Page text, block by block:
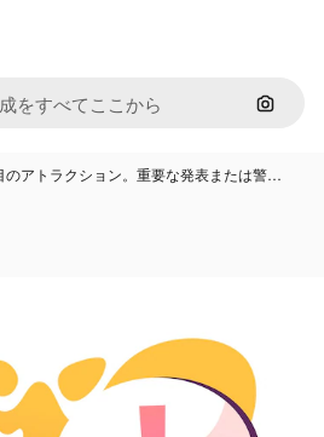
画像で
のアトラクション。重要な発表または警…